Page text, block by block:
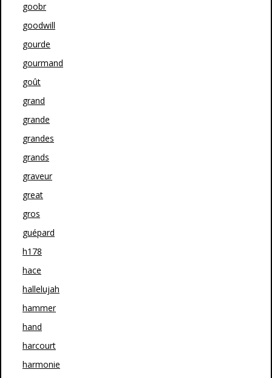
goobr
goodwill
gourde
gourmand
goût
grand
grande
grandes
grands
graveur
great
gros
guépard
h178
hace
hallelujah
hammer
hand
harcourt
harmonie